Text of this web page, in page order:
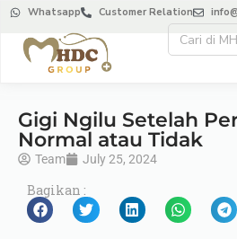
Whatsapp Customer Relation
Gigi Ngilu Setelah
Normal atau Tidak
Team July 25, 2024
Bagikan :